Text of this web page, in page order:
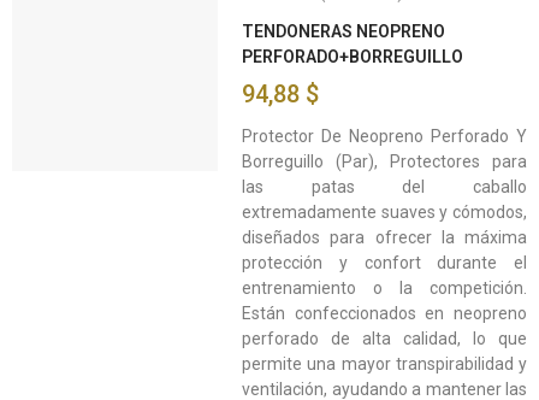
TENDONERAS NEOPRENO
PERFORADO+BORREGUILLO
94,88 $
Protector De Neopreno Perforado Y
Borreguillo (Par), Protectores para
las patas del caballo
extremadamente suaves y cómodos,
diseñados para ofrecer la máxima
protección y confort durante el
entrenamiento o la competición.
Están confeccionados en neopreno
perforado de alta calidad, lo que
permite una mayor transpirabilidad y
ventilación, ayudando a mantener las